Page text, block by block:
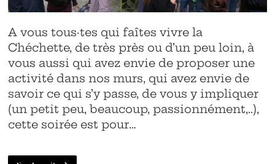
A vous tous·tes qui faîtes vivre la
Chéchette, de très près ou d’un peu loin, à
vous aussi qui avez envie de proposer une
activité dans nos murs, qui avez envie de
savoir ce qui s’y passe, de vous y impliquer
(un petit peu, beaucoup, passionnément,..),
cette soirée est pour…